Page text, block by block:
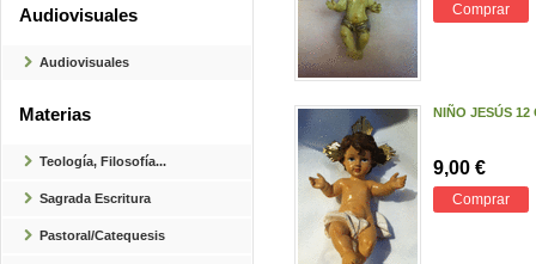
Audiovisuales
Audiovisuales
Materias
Teología, Filosofía...
Sagrada Escritura
Pastoral/Catequesis
Comprar
NIÑO JESÚS 12
9,00 €
Comprar